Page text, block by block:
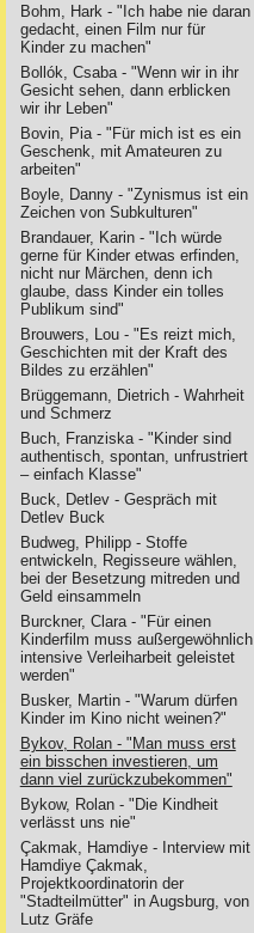
Bohm, Hark - "Ich habe nie daran
gedacht, einen Film nur für
Kinder zu machen"
Bollók, Csaba - "Wenn wir in ihr
Gesicht sehen, dann erblicken
wir ihr Leben"
Bovin, Pia - "Für mich ist es ein
Geschenk, mit Amateuren zu
arbeiten"
Boyle, Danny - "Zynismus ist ein
Zeichen von Subkulturen"
Brandauer, Karin - "Ich würde
gerne für Kinder etwas erfinden,
nicht nur Märchen, denn ich
glaube, dass Kinder ein tolles
Publikum sind"
Brouwers, Lou - "Es reizt mich,
Geschichten mit der Kraft des
Bildes zu erzählen"
Brüggemann, Dietrich - Wahrheit
und Schmerz
Buch, Franziska - "Kinder sind
authentisch, spontan, unfrustriert
– einfach Klasse"
Buck, Detlev - Gespräch mit
Detlev Buck
Budweg, Philipp - Stoffe
entwickeln, Regisseure wählen,
bei der Besetzung mitreden und
Geld einsammeln
Burckner, Clara - "Für einen
Kinderfilm muss außergewöhnlich
intensive Verleiharbeit geleistet
werden"
Busker, Martin - "Warum dürfen
Kinder im Kino nicht weinen?"
Bykov, Rolan - "Man muss erst
ein bisschen investieren, um
dann viel zurückzubekommen"
Bykow, Rolan - "Die Kindheit
verlässt uns nie"
Çakmak, Hamdiye - Interview mit
Hamdiye Çakmak,
Projektkoordinatorin der
"Stadteilmütter" in Augsburg, von
Lutz Gräfe